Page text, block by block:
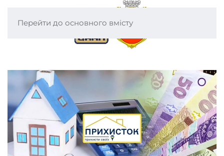
Перейти до основного вмісту